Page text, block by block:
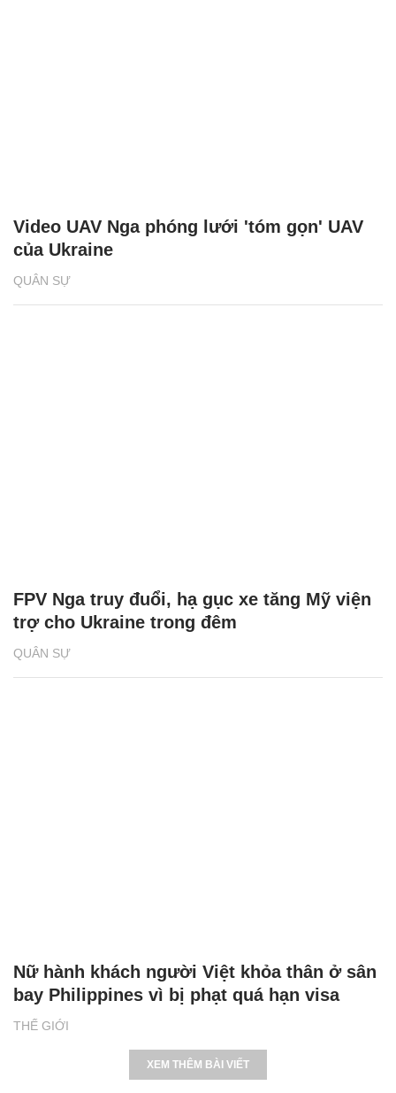
QUÂN SỰ
Video UAV Nga phóng lưới 'tóm gọn' UAV
của Ukraine
QUÂN SỰ
FPV Nga truy đuổi, hạ gục xe tăng Mỹ viện
trợ cho Ukraine trong đêm
THẾ GIỚI
Nữ hành khách người Việt khỏa thân ở sân
bay Philippines vì bị phạt quá hạn visa
XEM THÊM BÀI VIẾT